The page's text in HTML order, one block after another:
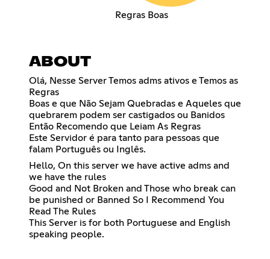
Regras Boas
ABOUT
Olá, Nesse Server Temos adms ativos e Temos as
Regras
Boas e que Não Sejam Quebradas e Aqueles que
quebrarem podem ser castigados ou Banidos
Então Recomendo que Leiam As Regras
Este Servidor é para tanto para pessoas que
falam Português ou Inglês.
Hello, On this server we have active adms and
we have the rules
Good and Not Broken and Those who break can
be punished or Banned So I Recommend You
Read The Rules
This Server is for both Portuguese and English
speaking people.